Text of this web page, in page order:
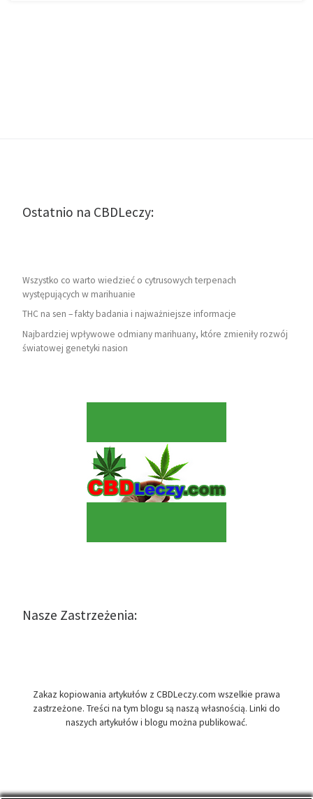
Ostatnio na CBDLeczy:
Wszystko co warto wiedzieć o cytrusowych terpenach
występujących w marihuanie
THC na sen – fakty badania i najważniejsze informacje
Najbardziej wpływowe odmiany marihuany, które zmieniły rozwój
światowej genetyki nasion
Nasze Zastrzeżenia:
Zakaz kopiowania artykułów z CBDLeczy.com wszelkie prawa
zastrzeżone. Treści na tym blogu są naszą własnością. Linki do
naszych artykułów i blogu można publikować.